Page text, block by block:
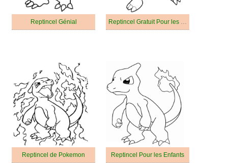
Reptincel Génial Reptincel Gratuit Pour les Enfants
Reptincel de Pokemon Reptincel Pour les Enfants